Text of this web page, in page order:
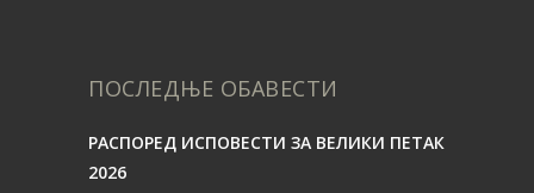
ПОСЛЕДЊЕ ОБАВЕСТИ
РАСПОРЕД ИСПОВЕСТИ ЗА ВЕЛИКИ ПЕТАК
2026